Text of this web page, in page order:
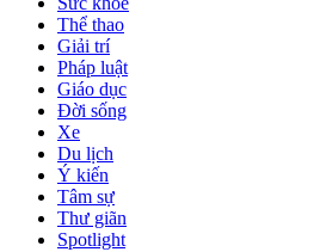
Thể thao
Giải trí
Pháp luật
Giáo dục
Đời sống
Xe
Du lịch
Ý kiến
Tâm sự
Thư giãn
Spotlight